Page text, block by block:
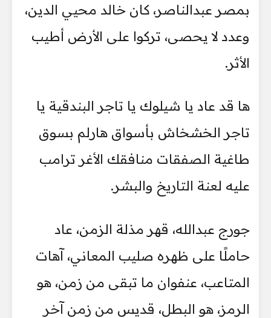
بمصر عبدالناصر، كان خالد محيي الدين،
وعدد لا يحصى، تركوا على الأرض أطيب
الأثر.
ها قد عاد يا شيلوك يا تاجر البندقية يا
تاجر الخشخاش بأسواق هارلم بسوق
طاغية الصفقات منافقك الأغر ترامب
عليه لعنة التاريخ والبشر.
جورج عبدالله، قهر مذلة الزمن، عاد
حاملًا على ظهره صليب المعاني، آهات
المتاعب، عنفوان ما تبقى من زمن، هو
الرمز، هو البطل، قديس من زمن آخر